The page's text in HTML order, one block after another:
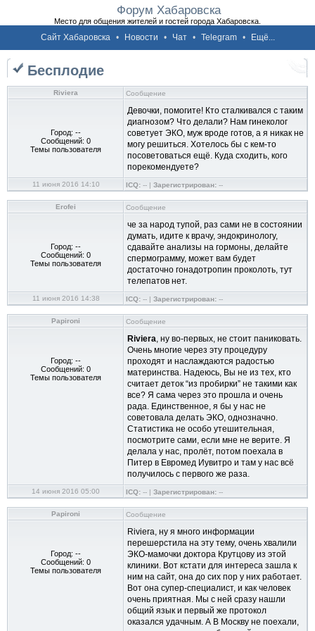
Форум Хабаровска
Место для общения жителей и гостей города Хабаровска.
Сайт Хабаровска • Новости • Чат • Telegram • Ещё...
Бесплодие
Riviera Сообщение
Город: --
Сообщений: 0
Темы пользователя
Девочки, помогите! Кто сталкивался с таким
диагнозом? Что делали? Нам гинеколог
советует ЭКО, муж вроде готов, а я никак не
могу решиться. Хотелось бы с кем-то
посоветоваться ещё. Куда сходить, кого
порекомендуете?
11 июня 2016 14:10 ICQ: -- | Зарегистрирован: --
Erofei Сообщение
Город: --
Сообщений: 0
Темы пользователя
че за народ тупой, раз сами не в состоянии
думать, идите к врачу, эндокринологу,
сдавайте анализы на гормоны, делайте
спермограмму, может вам будет
достаточно гонадотропин проколоть, тут
телепатов нет.
11 июня 2016 14:38 ICQ: -- | Зарегистрирован: --
Papironi Сообщение
Город: --
Сообщений: 0
Темы пользователя
Riviera, ну во-первых, не стоит паниковать.
Очень многие через эту процедуру
проходят и наслаждаются радостью
материнства. Надеюсь, Вы не из тех, кто
считает деток “из пробирки” не такими как
все? Я сама через это прошла и очень
рада. Единственное, я бы у нас не
советовала делать ЭКО, однозначно.
Статистика не особо утешительная,
посмотрите сами, если мне не верите. Я
делала у нас, пролёт, потом поехала в
Питер в Евромед Иyвитро и там у нас всё
получилось с первого же раза.
14 июня 2016 05:00 ICQ: -- | Зарегистрирован: --
Papironi Сообщение
Город: --
Сообщений: 0
Темы пользователя
Riviera, ну я много информации
перешерстила на эту тему, очень хвалили
ЭКО-мамочки доктора Крутцову из этой
клиники. Вот кстати для интереса зашла к
ним на сайт, она до сих пор у них работает.
Вот она супер-специалист, и как человек
очень приятная. Мы с ней сразу нашли
общий язык и первый же протокол
оказался удачным. А В Москву не поехали,